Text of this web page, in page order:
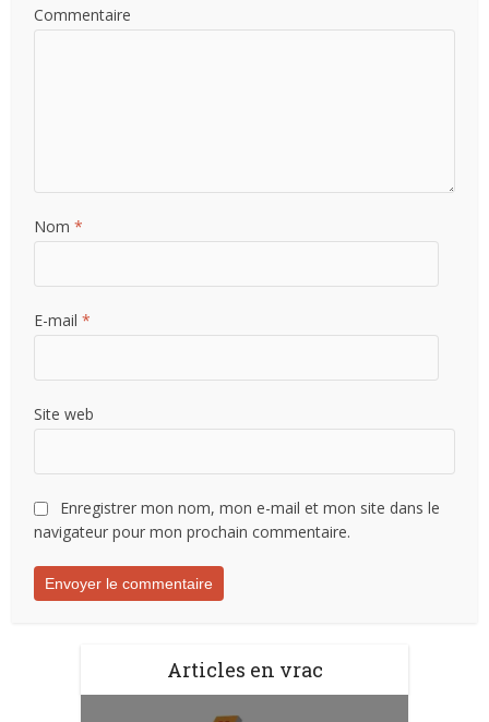
Commentaire
Nom*
E-mail*
Site web
Enregistrer mon nom, mon e-mail et mon site dans le
navigateur pour mon prochain commentaire.
Articles en vrac